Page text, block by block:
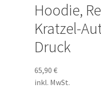
Hoodie,
Kratzel-
Druck
65,90 €
inkl. MwSt.